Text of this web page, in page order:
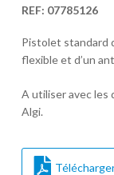
REF: 07785126
Pistolet standard
flexible et d’un
A utiliser avec les
Algi.